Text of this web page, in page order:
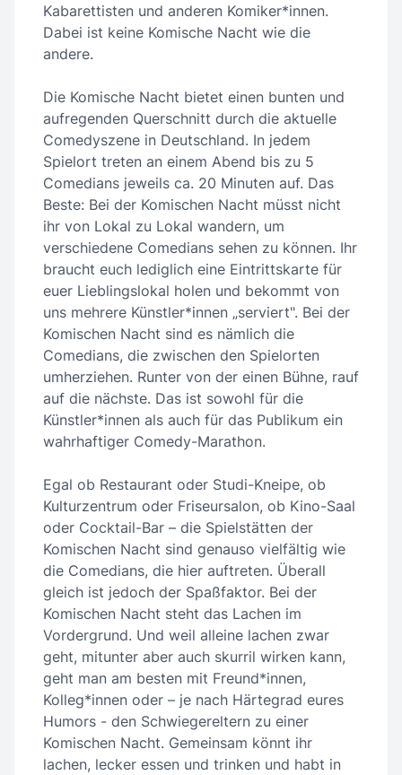
Kabarettisten und anderen Komiker*innen.
Dabei ist keine Komische Nacht wie die
andere.
Die Komische Nacht bietet einen bunten und
aufregenden Querschnitt durch die aktuelle
Comedyszene in Deutschland. In jedem
Spielort treten an einem Abend bis zu 5
Comedians jeweils ca. 20 Minuten auf. Das
Beste: Bei der Komischen Nacht müsst nicht
ihr von Lokal zu Lokal wandern, um
verschiedene Comedians sehen zu können. Ihr
braucht euch lediglich eine Eintrittskarte für
euer Lieblingslokal holen und bekommt von
uns mehrere Künstler*innen „serviert". Bei der
Komischen Nacht sind es nämlich die
Comedians, die zwischen den Spielorten
umherziehen. Runter von der einen Bühne, rauf
auf die nächste. Das ist sowohl für die
Künstler*innen als auch für das Publikum ein
wahrhaftiger Comedy-Marathon.
Egal ob Restaurant oder Studi-Kneipe, ob
Kulturzentrum oder Friseursalon, ob Kino-Saal
oder Cocktail-Bar – die Spielstätten der
Komischen Nacht sind genauso vielfältig wie
die Comedians, die hier auftreten. Überall
gleich ist jedoch der Spaßfaktor. Bei der
Komischen Nacht steht das Lachen im
Vordergrund. Und weil alleine lachen zwar
geht, mitunter aber auch skurril wirken kann,
geht man am besten mit Freund*innen,
Kolleg*innen oder – je nach Härtegrad eures
Humors - den Schwiegereltern zu einer
Komischen Nacht. Gemeinsam könnt ihr
lachen, lecker essen und trinken und habt in